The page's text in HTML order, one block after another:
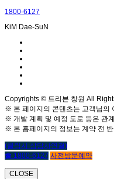
1800-6127
KiM Dae-SuN
Copyrights © 트리븐 창원 All
※ 본 페이지의 콘텐츠는 고객님의
※ 개발 계획 및 예정 도로 등은 관
※ 본 홈페이지의 정보는 계약 전
(클릭시 상담사연결)
☎ 1800-6127 사전방문예약
CLOSE